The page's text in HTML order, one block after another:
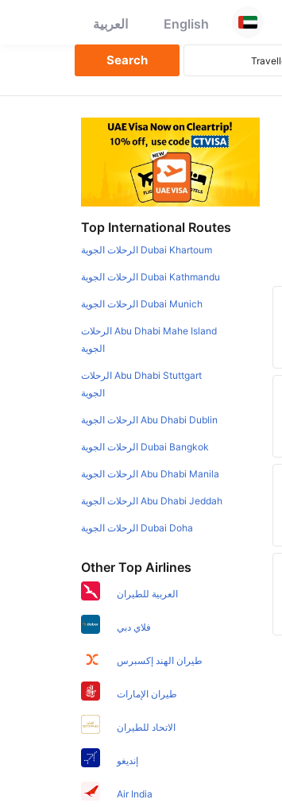
English العربية
Top International Routes
Dubai Khartoum الرحلات الجوية
Dubai Kathmandu الرحلات الجوية
Dubai Munich الرحلات الجوية
Abu Dhabi Mahe Island الرحلات
الجوية
Abu Dhabi Stuttgart الرحلات
الجوية
Abu Dhabi Dublin الرحلات الجوية
Dubai Bangkok الرحلات الجوية
Abu Dhabi Manila الرحلات الجوية
Abu Dhabi Jeddah الرحلات الجوية
Dubai Doha الرحلات الجوية
Other Top Airlines
العربية للطيران
فلاي دبي
طيران الهند إكسبرس
طيران الإمارات
الاتحاد للطيران
إنديغو
Air India